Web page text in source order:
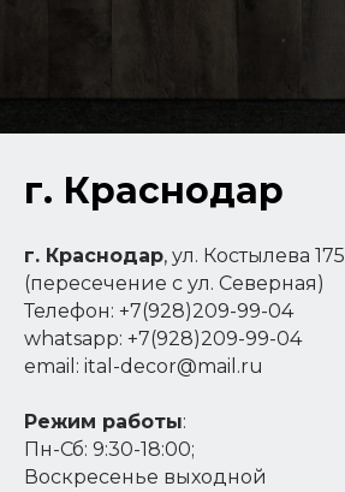
г. Краснодар
г. Краснодар, ул. Костылева 175
(пересечение с ул. Северная)
Телефон: +7(928)209-99-04
whatsapp: +7(928)209-99-04
email: ital-decor@mail.ru
Режим работы:
Пн-Сб: 9:30-18:00;
Воскресенье выходной